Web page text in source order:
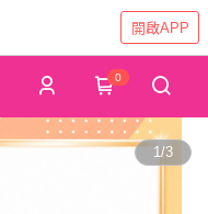
開啟APP
0
1/3